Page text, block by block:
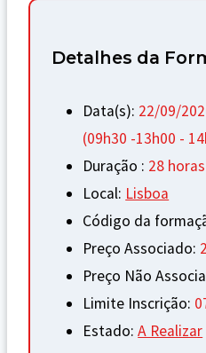
Detalhes da
Data(s): 22/09/
(09h30 -13h00 -
Duração : 28 horas
Local: Lisboa
Código da
Preço Associado:
Preço Não
Limite Inscrição:
Estado:A Realizar